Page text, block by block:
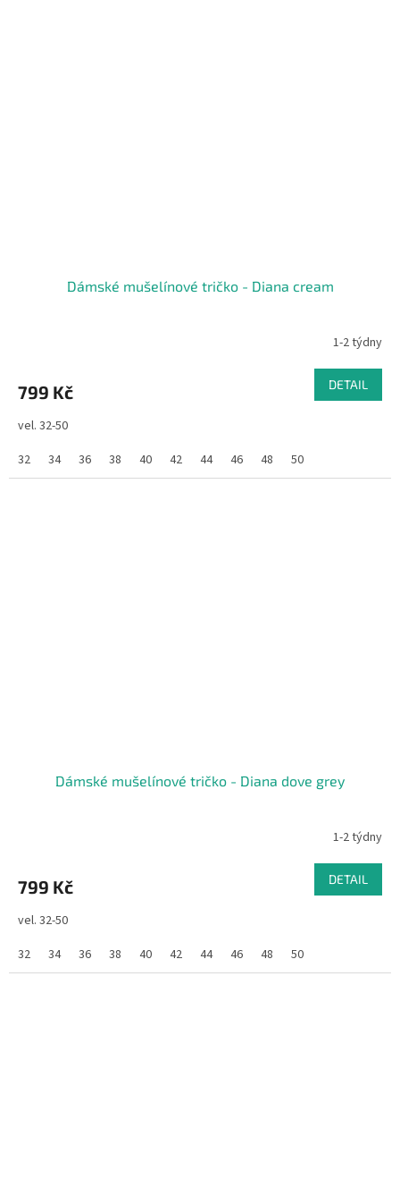
Dámské mušelínové tričko - Diana cream
1-2 týdny
799 Kč DETAIL
vel. 32-50
32
34 36 38 40 42 44 46 48 50
Dámské mušelínové tričko - Diana dove grey
1-2 týdny
799 Kč DETAIL
vel. 32-50
32
34 36 38 40 42 44 46 48 50